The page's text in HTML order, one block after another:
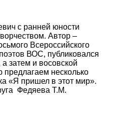
с ранней юности
Автор –
Всероссийского
ВОС, публиковался
затем и восовской
несколько
«Я пришел в этот мир».
Федяева Т.М.